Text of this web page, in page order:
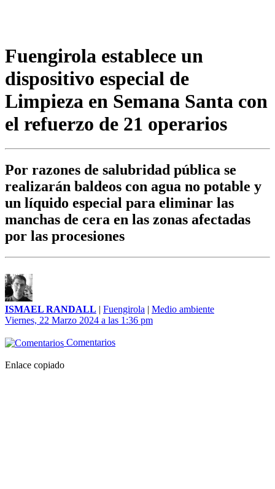
Fuengirola establece un
dispositivo especial de
Limpieza en Semana Santa con
el refuerzo de 21 operarios
Por razones de salubridad pública se
realizarán baldeos con agua no potable y
un líquido especial para eliminar las
manchas de cera en las zonas afectadas
por las procesiones
ISMAEL RANDALL | Fuengirola | Medio ambiente
Viernes, 22 Marzo 2024 a las 1:36 pm
Comentarios
Enlace copiado